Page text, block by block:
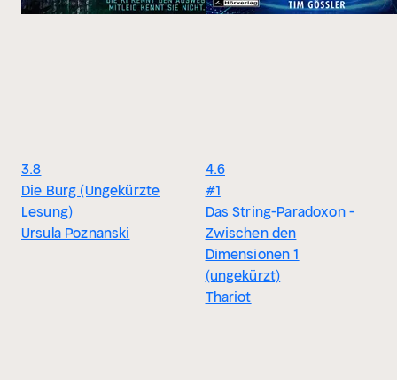
3.8
Die Burg (Ungekürzte
Lesung)
Ursula Poznanski
4.6
#1
Das String-Paradoxon -
Zwischen den
Dimensionen 1
(ungekürzt)
Thariot